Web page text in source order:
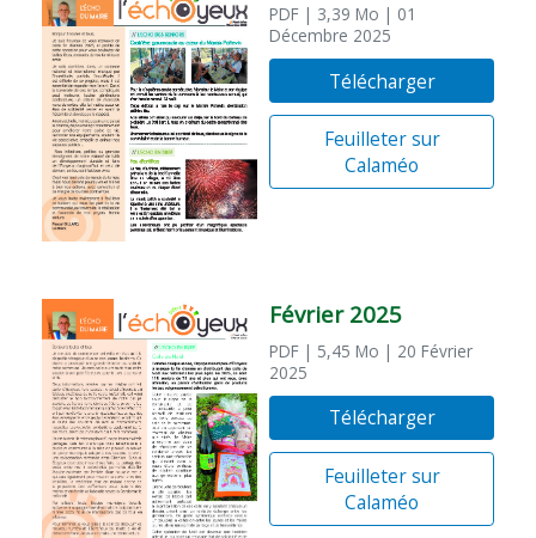
PDF | 3,39 Mo | 01
Décembre 2025
Télécharger
Feuilleter sur
Calaméo
Février 2025
PDF | 5,45 Mo | 20 Février
2025
Télécharger
Feuilleter sur
Calaméo